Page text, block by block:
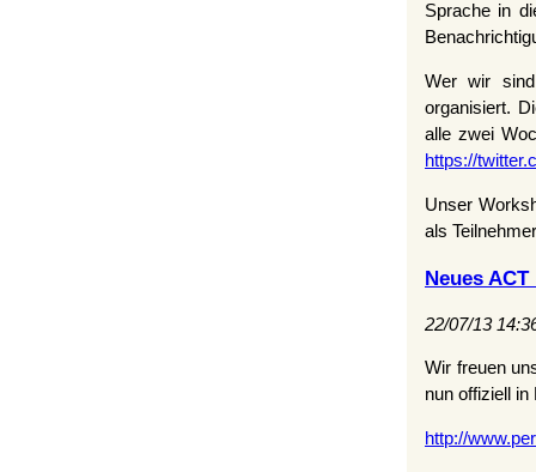
Sprache in
Wer wir
organisiert.
alle zwei
https://
Unser
als
Neues
22/07/13
Wir freuen
nun offiziell
http://